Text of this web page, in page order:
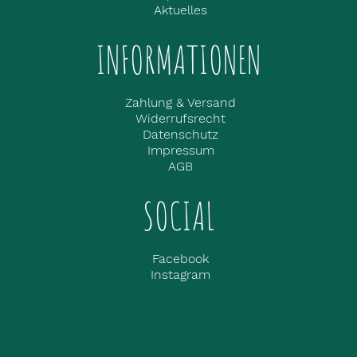
Individuelle Datenschutzeinstellungen
Aktuelles
INFORMATIONEN
Zahlung & Versand
Widerrufsrecht
Datenschutz
Impressum
AGB
SOCIAL
Facebook
Instagram